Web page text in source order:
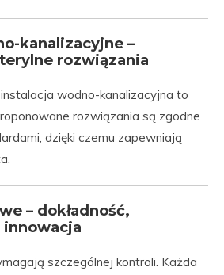
kanalizacyjne –
rozwiązania
wodno-kanalizacyjna to
rozwiązania są zgodne
dzięki czemu zapewniają
– dokładność,
szczególnej kontroli. Każda